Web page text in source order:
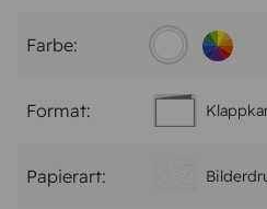
Farbe:
Format:
Papierart: